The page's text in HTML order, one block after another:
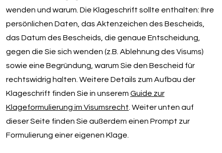
wenden und warum. Die Klageschrift sollte enthalten: Ihre
persönlichen Daten, das Aktenzeichen des Bescheids,
das Datum des Bescheids, die genaue Entscheidung,
gegen die Sie sich wenden (z.B. Ablehnung des Visums)
sowie eine Begründung, warum Sie den Bescheid für
rechtswidrig halten. Weitere Details zum Aufbau der
Klageschrift finden Sie in unserem Guide zur
Klageformulierung im Visumsrecht . Weiter unten auf
dieser Seite finden Sie außerdem einen Prompt zur
Formulierung einer eigenen Klage.